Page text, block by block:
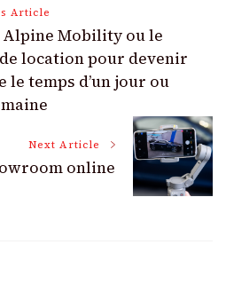
Article
Mobility ou le
location pour devenir
le temps d’un jour ou
Next Article
online